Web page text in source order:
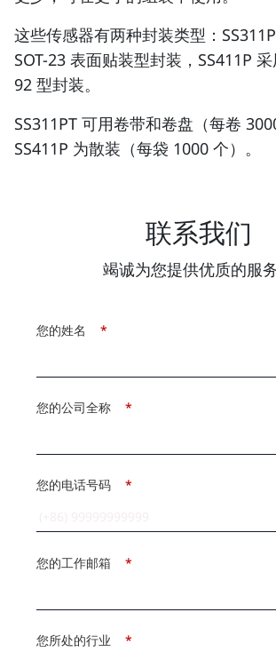
这些传感器有两种封装类型：
SOT-23 表面贴装型封装，SS411P
92 型封装。
SS311PT 可用卷带和卷盘（每卷
SS411P 为散装（每袋 1000 个）。
联系我们
竭诚为您提供优质的服务
*
您的姓名
*
您的公司全称
*
您的电话号码
*
您的工作邮箱
*
您所处的行业